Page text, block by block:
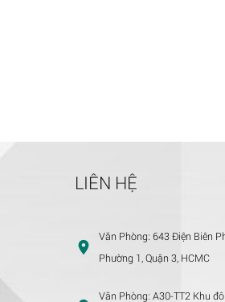
LIÊN HỆ
Văn Phòng: 643 Điện Biên
Phường 1, Quận 3, HCMC
Văn Phòng: A30-TT2 Khu